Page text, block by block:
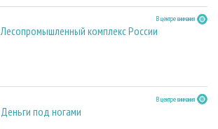
В центре внимания
Лесопромышленный комплекс России
В центре внимания
Деньги под ногами